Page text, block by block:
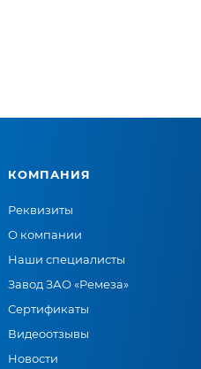
КОМПАНИЯ
Реквизиты
О компании
Наши специалисты
Завод ЗАО «Ремеза»
Сертификаты
Видеоотзывы
Новости